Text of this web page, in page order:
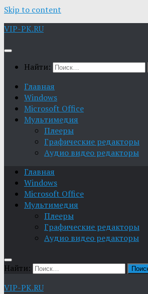
Skip to content
VIP-PK.RU
Найти:
Главная
Windows
Microsoft Office
Мультимедия
Плееры
Графические редакторы
Aудио видео редакторы
Главная
Windows
Microsoft Office
Мультимедия
Плееры
Графические редакторы
Aудио видео редакторы
Найти:
VIP-PK.RU